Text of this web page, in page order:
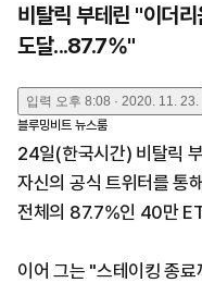
비탈릭 부테린 "이더
도달...87.7%"
입력 오후 8:08 · 2020. 11. 23.
블루밍비트 뉴스룸
24일(한국시간) 비탈릭
자신의 공식 트위터를 통
전체의 87.7%인 40만
이어 그는 "스테이킹 종